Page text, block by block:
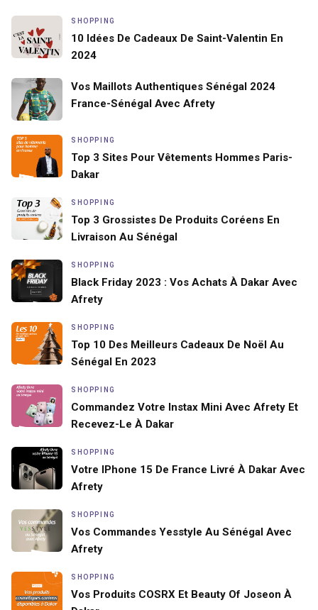
SHOPPING
10 Idées De Cadeaux De Saint-Valentin En
2024
Vos Maillots Authentiques Sénégal 2024
France-Sénégal Avec Afrety
SHOPPING
Top 3 Sites Pour Vêtements Hommes Paris-
Dakar
SHOPPING
Top 3 Grossistes De Produits Coréens En
Livraison Au Sénégal
SHOPPING
Black Friday 2023 : Vos Achats À Dakar Avec
Afrety
SHOPPING
Top 10 Des Meilleurs Cadeaux De Noël Au
Sénégal En 2023
SHOPPING
Commandez Votre Instax Mini Avec Afrety Et
Recevez-Le À Dakar
SHOPPING
Votre IPhone 15 De France Livré À Dakar Avec
Afrety
SHOPPING
Vos Commandes Yesstyle Au Sénégal Avec
Afrety
SHOPPING
Vos Produits COSRX Et Beauty Of Joseon À